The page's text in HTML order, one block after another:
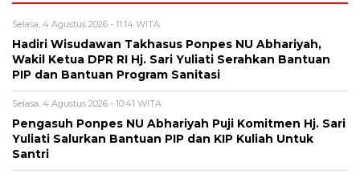
Selasa, 4 Agustus 2026 - 11:14 WITA
Hadiri Wisudawan Takhasus Ponpes NU Abhariyah,
Wakil Ketua DPR RI Hj. Sari Yuliati Serahkan Bantuan
PIP dan Bantuan Program Sanitasi
Selasa, 4 Agustus 2026 - 10:41 WITA
Pengasuh Ponpes NU Abhariyah Puji Komitmen Hj. Sari
Yuliati Salurkan Bantuan PIP dan KIP Kuliah Untuk
Santri